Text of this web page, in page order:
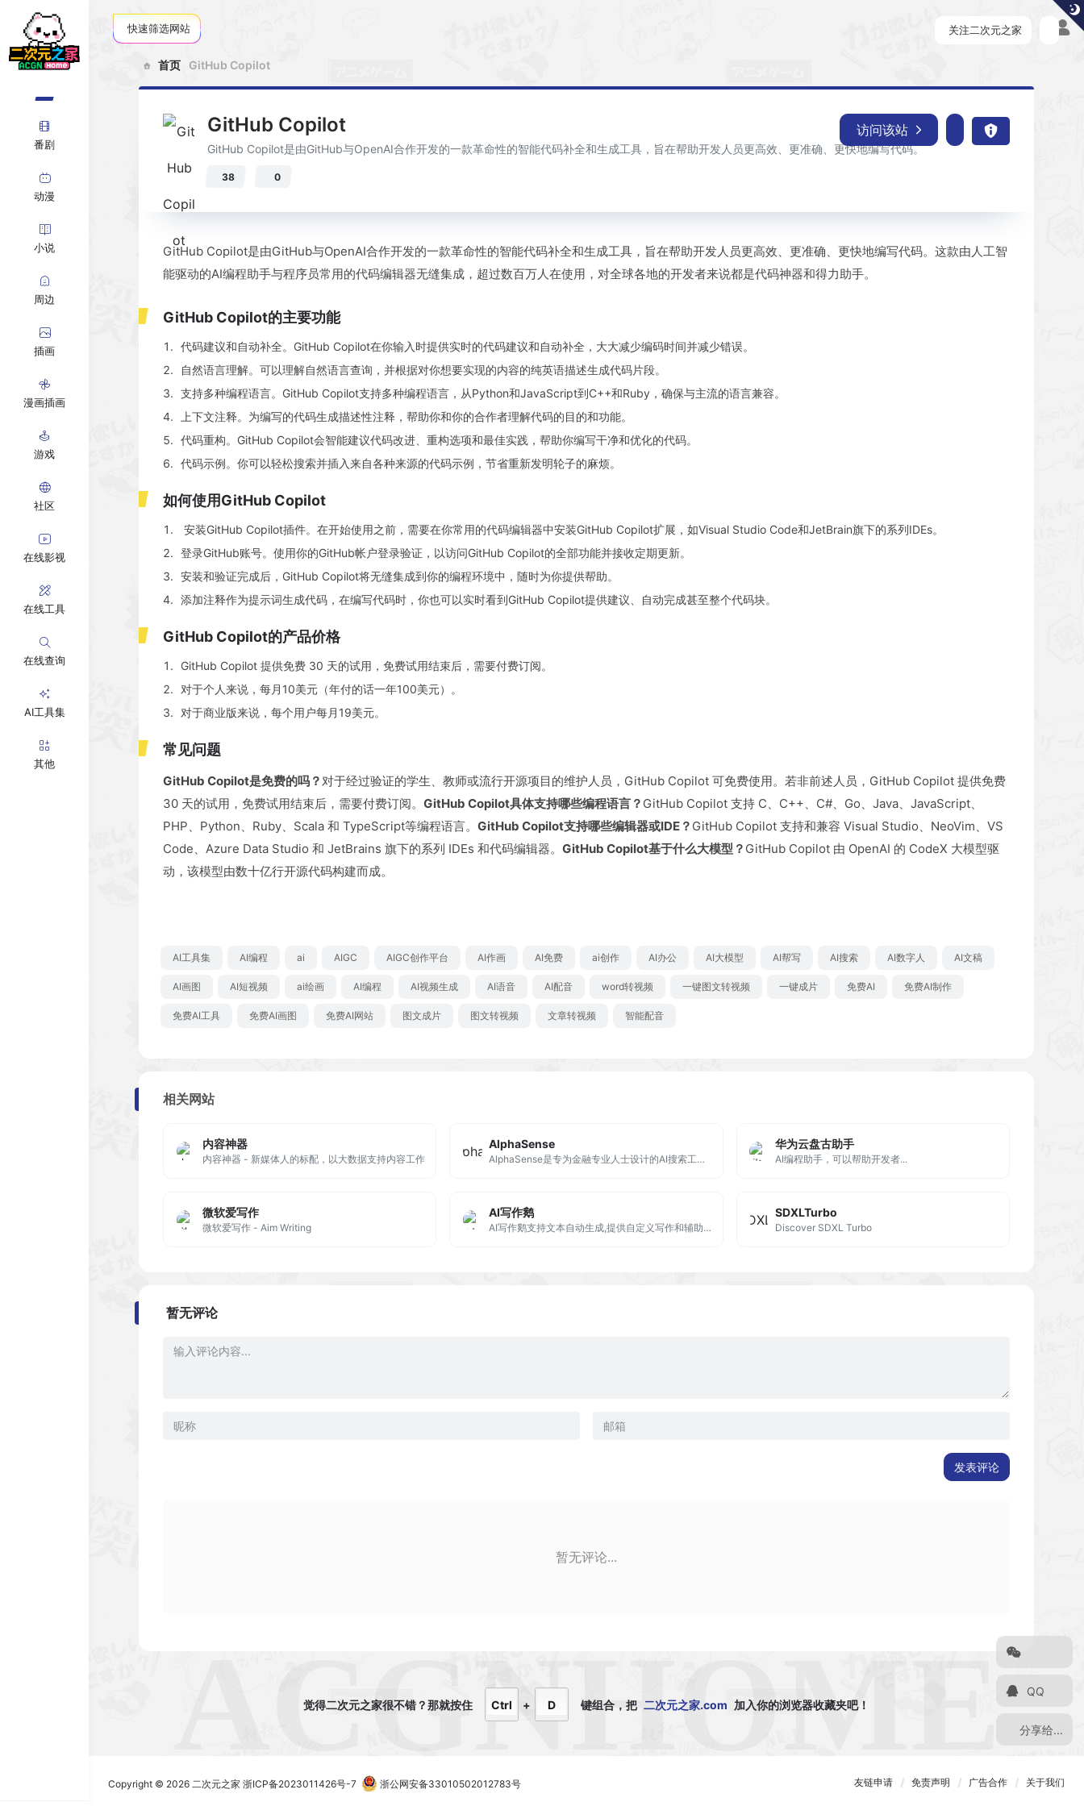
番剧
动漫
小说
周边
插画
漫画插画
游戏
社区
在线影视
在线工具
在线查询
AI工具集
其他
快速筛选网站 关注二次元之家
首页 GitHub Copilot
GitHub Copilot
GitHub Copilot是由GitHub与OpenAI合作开发的一款革命性的智能代码补全和生成工具，旨在帮助开发人员更高效、更准确、更快地编写代码。
38 0
访问该站
GitHub Copilot是由GitHub与OpenAI合作开发的一款革命性的智能代码补全和生成工具，旨在帮助开发人员更高效、更准确、更快地编写代码。这款由人工智
能驱动的AI编程助手与程序员常用的代码编辑器无缝集成，超过数百万人在使用，对全球各地的开发者来说都是代码神器和得力助手。
GitHub Copilot的主要功能
代码建议和自动补全。GitHub Copilot在你输入时提供实时的代码建议和自动补全，大大减少编码时间并减少错误。
自然语言理解。可以理解自然语言查询，并根据对你想要实现的内容的纯英语描述生成代码片段。
支持多种编程语言。GitHub Copilot支持多种编程语言，从Python和JavaScript到C++和Ruby，确保与主流的语言兼容。
上下文注释。为编写的代码生成描述性注释，帮助你和你的合作者理解代码的目的和功能。
代码重构。GitHub Copilot会智能建议代码改进、重构选项和最佳实践，帮助你编写干净和优化的代码。
代码示例。你可以轻松搜索并插入来自各种来源的代码示例，节省重新发明轮子的麻烦。
如何使用GitHub Copilot
安装GitHub Copilot插件。在开始使用之前，需要在你常用的代码编辑器中安装GitHub Copilot扩展，如Visual Studio Code和JetBrain旗下的系列IDEs。
登录GitHub账号。使用你的GitHub帐户登录验证，以访问GitHub Copilot的全部功能并接收定期更新。
安装和验证完成后，GitHub Copilot将无缝集成到你的编程环境中，随时为你提供帮助。
添加注释作为提示词生成代码，在编写代码时，你也可以实时看到GitHub Copilot提供建议、自动完成甚至整个代码块。
GitHub Copilot的产品价格
GitHub Copilot 提供免费 30 天的试用，免费试用结束后，需要付费订阅。
对于个人来说，每月10美元（年付的话一年100美元）。
对于商业版来说，每个用户每月19美元。
常见问题
GitHub Copilot是免费的吗？对于经过验证的学生、教师或流行开源项目的维护人员，GitHub Copilot 可免费使用。若非前述人员，GitHub Copilot 提供免费
30 天的试用，免费试用结束后，需要付费订阅。 GitHub Copilot具体支持哪些编程语言？ GitHub Copilot 支持 C、C++、C#、Go、Java、JavaScript、
PHP、Python、Ruby、Scala 和 TypeScript等编程语言。 GitHub Copilot支持哪些编辑器或IDE？ GitHub Copilot 支持和兼容 Visual Studio、NeoVim、VS
Code、Azure Data Studio 和 JetBrains 旗下的系列 IDEs 和代码编辑器。 GitHub Copilot基于什么大模型？ GitHub Copilot 由 OpenAI 的 CodeX 大模型驱
动，该模型由数十亿行开源代码构建而成。
AI工具集 AI编程 ai AIGC AIGC创作平台 AI作画 AI免费 ai创作 AI办公 AI大模型 AI帮写 AI搜索 AI数字人 AI文稿
AI画图 AI短视频 ai绘画 AI编程 AI视频生成 AI语音 AI配音 word转视频 一键图文转视频 一键成片 免费AI 免费AI制作
免费AI工具 免费AI画图 免费AI网站 图文成片 图文转视频 文章转视频 智能配音
相关网站
内容神器
内容神器 - 新媒体人的标配，以大数据支持内容工作
AlphaSense
AlphaSense是专为金融专业人士设计的AI搜索工具。整合了公开和内部信息，通过关键词搜索或AI对话提供金融市场数据。
华为云盘古助手
AI编程助手，可以帮助开发者...
微软爱写作
微软爱写作 - Aim Writing
AI写作鹅
AI写作鹅支持文本自动生成,提供自定义写作和辅助创作能力,做更懂你的智能创作平台。
SDXLTurbo
Discover SDXL Turbo
暂无评论
发表评论
暂无评论...
觉得二次元之家很不错？那就按住 Ctrl + D 键组合， 把 二次元之家.com 加入你的浏览器收藏夹吧！
友链申请 免责声明 广告合作 关于我们
Copyright © 2026 二次元之家 浙ICP备2023011426号-7 浙公网安备33010502012783号
QQ
分享给...